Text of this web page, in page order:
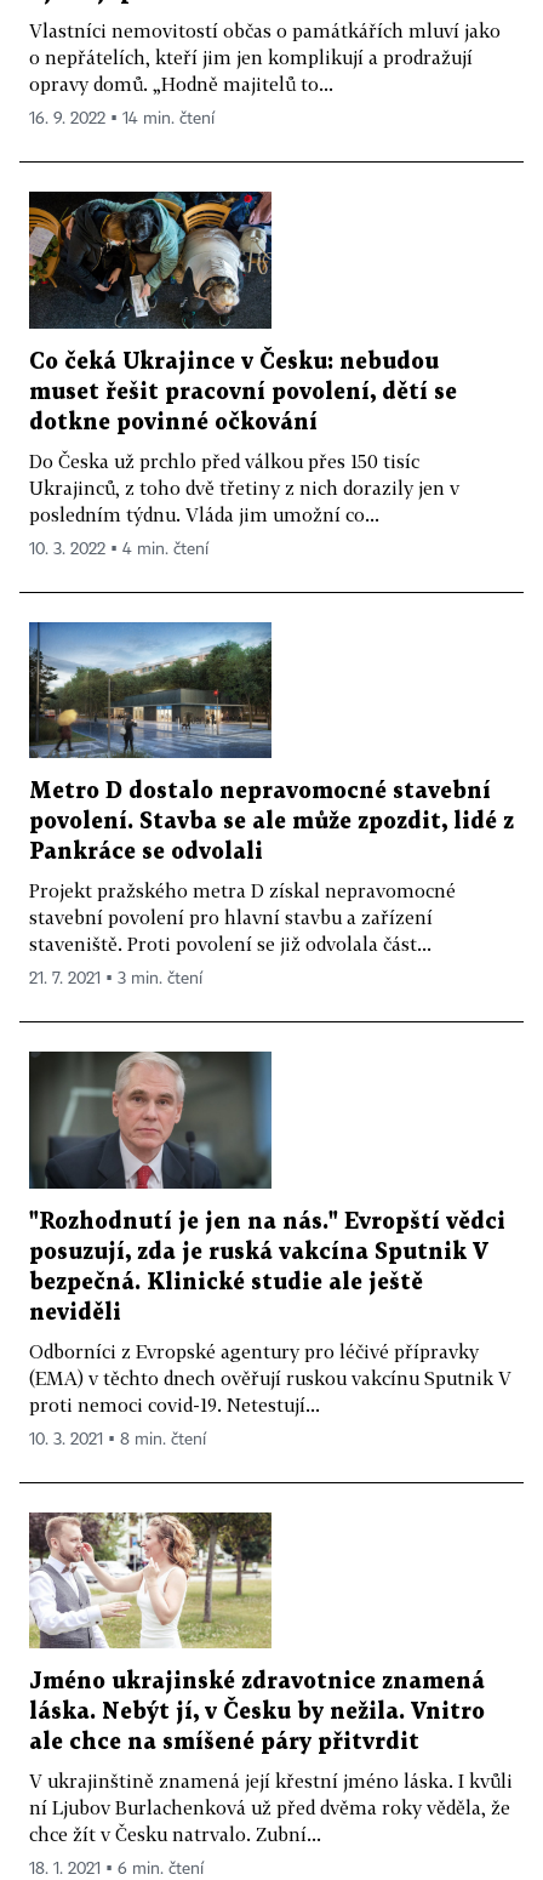
Vlastníci nemovitostí občas o památkářích mluví jako
o nepřátelích, kteří jim jen komplikují a prodražují
opravy domů. „Hodně majitelů to...
16. 9. 2022 ▪ 14 min. čtení
Co čeká Ukrajince v Česku: nebudou
muset řešit pracovní povolení, dětí se
dotkne povinné očkování
Do Česka už prchlo před válkou přes 150 tisíc
Ukrajinců, z toho dvě třetiny z nich dorazily jen v
posledním týdnu. Vláda jim umožní co...
10. 3. 2022 ▪ 4 min. čtení
Metro D dostalo nepravomocné stavební
povolení. Stavba se ale může zpozdit, lidé z
Pankráce se odvolali
Projekt pražského metra D získal nepravomocné
stavební povolení pro hlavní stavbu a zařízení
staveniště. Proti povolení se již odvolala část...
21. 7. 2021 ▪ 3 min. čtení
"Rozhodnutí je jen na nás." Evropští vědci
posuzují, zda je ruská vakcína Sputnik V
bezpečná. Klinické studie ale ještě
neviděli
Odborníci z Evropské agentury pro léčivé přípravky
(EMA) v těchto dnech ověřují ruskou vakcínu Sputnik V
proti nemoci covid-19. Netestují...
10. 3. 2021 ▪ 8 min. čtení
Jméno ukrajinské zdravotnice znamená
láska. Nebýt jí, v Česku by nežila. Vnitro
ale chce na smíšené páry přitvrdit
V ukrajinštině znamená její křestní jméno láska. I kvůli
ní Ljubov Burlachenková už před dvěma roky věděla, že
chce žít v Česku natrvalo. Zubní...
18. 1. 2021 ▪ 6 min. čtení